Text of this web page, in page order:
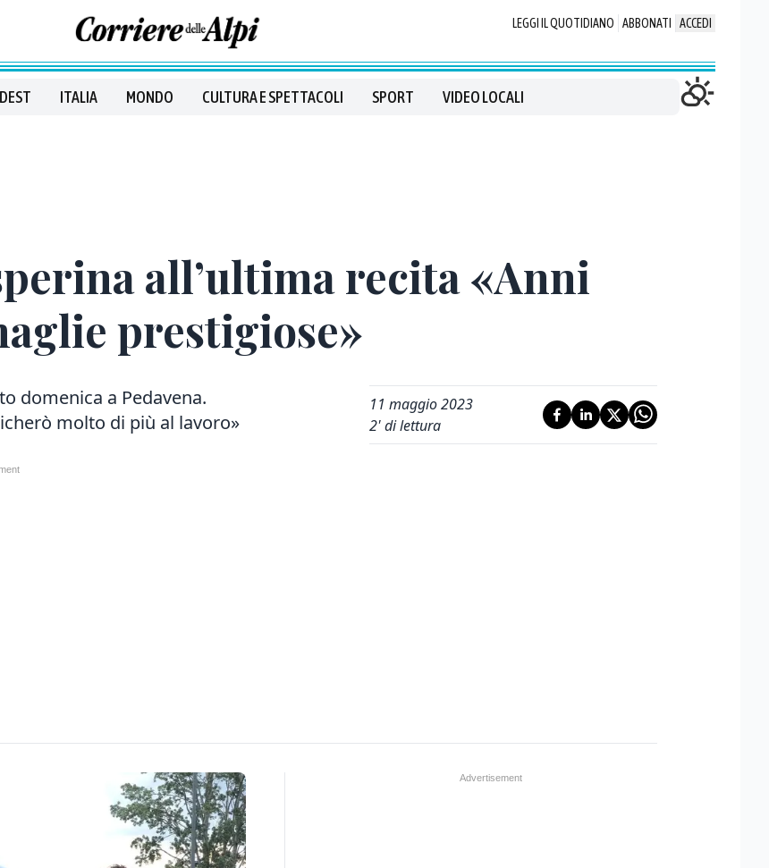
LEGGI IL QUOTIDIANO ABBONATI ACCEDI
ITALIA MONDO CULTURA E SPETTACOLI SPORT VIDEO LOCALI
all’ultima recita «Anni
prestigiose»
domenica a Pedavena.
molto di più al lavoro»
11 maggio 2023
2' di lettura